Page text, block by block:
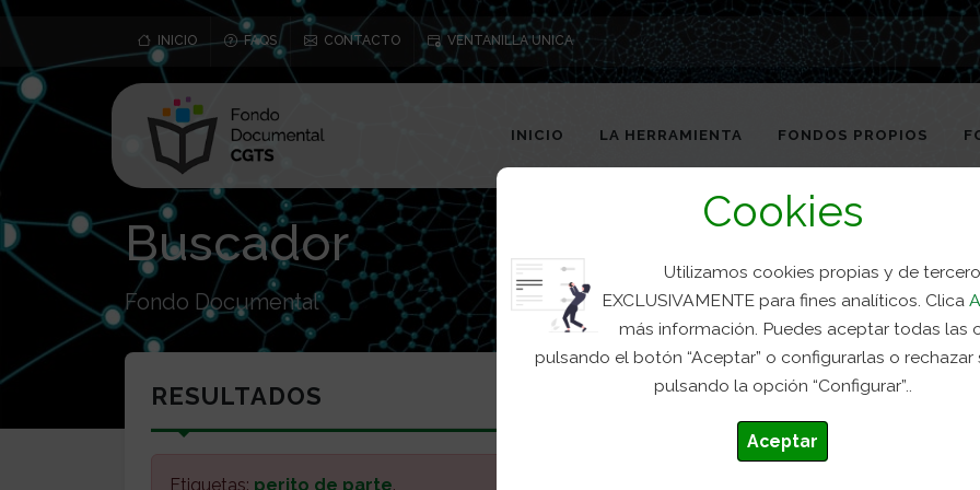
Cookies
Utilizamos cookies propias y de
EXCLUSIVAMENTE para fines analíticos. Clica
más información. Puedes aceptar todas las
pulsando el botón “Aceptar” o configurarlas o rechazar
pulsando la opción “Configurar”..
Aceptar
INICIO FAQS CONTACTO VENTANILLA UNICA
INICIO LA HERRAMIENTA FONDOS PROPIOS
Buscador
Fondo Documental
RESULTADOS
Etiquetas: perito de parte.